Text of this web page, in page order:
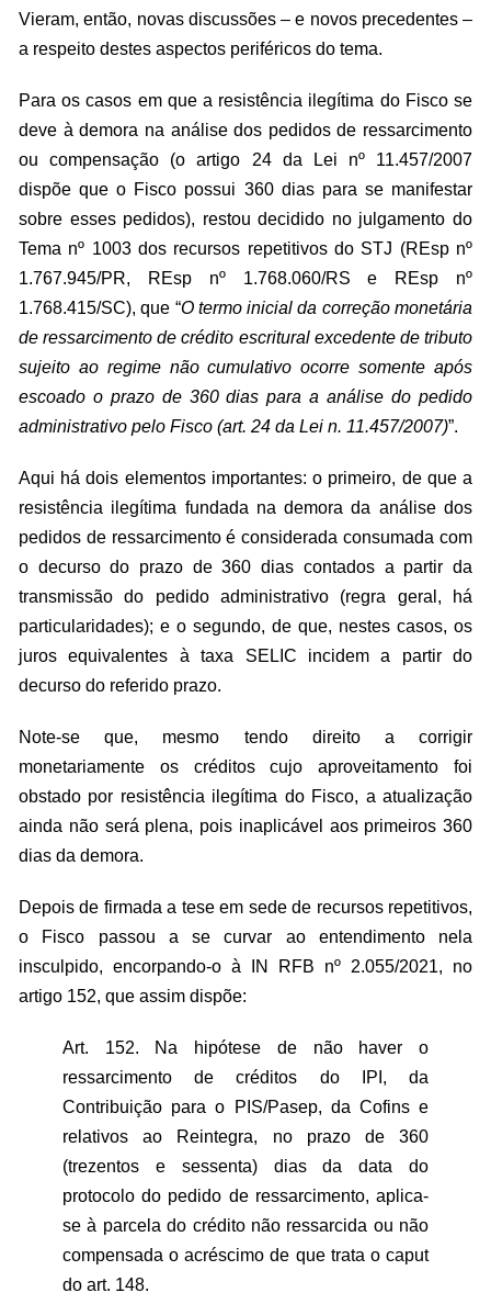
Vieram, então, novas discussões – e novos precedentes –
a respeito destes aspectos periféricos do tema.
Para os casos em que a resistência ilegítima do Fisco se
deve à demora na análise dos pedidos de ressarcimento
ou compensação (o artigo 24 da Lei nº 11.457/2007
dispõe que o Fisco possui 360 dias para se manifestar
sobre esses pedidos), restou decidido no julgamento do
Tema nº 1003 dos recursos repetitivos do STJ (REsp nº
1.767.945/PR, REsp nº 1.768.060/RS e REsp nº
1.768.415/SC), que “O termo inicial da correção monetária
de ressarcimento de crédito escritural excedente de tributo
sujeito ao regime não cumulativo ocorre somente após
escoado o prazo de 360 dias para a análise do pedido
administrativo pelo Fisco (art. 24 da Lei n. 11.457/2007)”.
Aqui há dois elementos importantes: o primeiro, de que a
resistência ilegítima fundada na demora da análise dos
pedidos de ressarcimento é considerada consumada com
o decurso do prazo de 360 dias contados a partir da
transmissão do pedido administrativo (regra geral, há
particularidades); e o segundo, de que, nestes casos, os
juros equivalentes à taxa SELIC incidem a partir do
decurso do referido prazo.
Note-se que, mesmo tendo direito a corrigir
monetariamente os créditos cujo aproveitamento foi
obstado por resistência ilegítima do Fisco, a atualização
ainda não será plena, pois inaplicável aos primeiros 360
dias da demora.
Depois de firmada a tese em sede de recursos repetitivos,
o Fisco passou a se curvar ao entendimento nela
insculpido, encorpando-o à IN RFB nº 2.055/2021, no
artigo 152, que assim dispõe:
Art. 152. Na hipótese de não haver o
ressarcimento de créditos do IPI, da
Contribuição para o PIS/Pasep, da Cofins e
relativos ao Reintegra, no prazo de 360
(trezentos e sessenta) dias da data do
protocolo do pedido de ressarcimento, aplica-
se à parcela do crédito não ressarcida ou não
compensada o acréscimo de que trata o caput
do art. 148.